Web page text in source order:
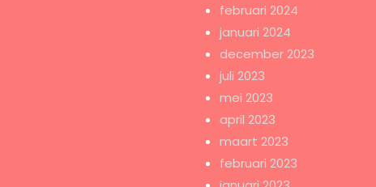
februari 2024
januari 2024
december 2023
juli 2023
mei 2023
april 2023
maart 2023
februari 2023